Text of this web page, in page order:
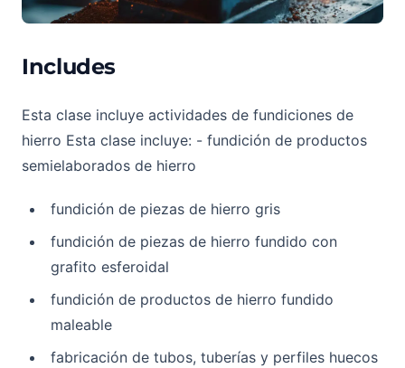
Includes
Esta clase incluye actividades de fundiciones de
hierro Esta clase incluye: - fundición de productos
semielaborados de hierro
fundición de piezas de hierro gris
fundición de piezas de hierro fundido con
grafito esferoidal
fundición de productos de hierro fundido
maleable
fabricación de tubos, tuberías y perfiles huecos